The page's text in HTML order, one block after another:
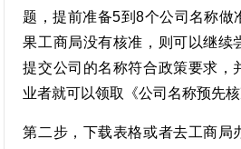
题，提前准备5到8个公司名称做
果工商局没有核准，则可以继续
提交公司的名称符合政策要求，
业者就可以领取《公司名称预先核
第二步，下载表格或者去工商局